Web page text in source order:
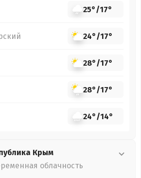
25°/17°
24°/17°
28°/17°
28°/17°
24°/14°
Крым
облачность